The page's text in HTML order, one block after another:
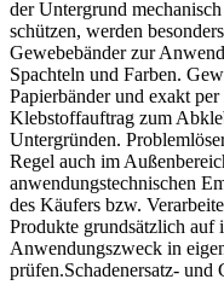
Wie lange kann
Bei ungefähr 20
bis 60 Minuten.
erneut mit
Verarbeitungs-
müssen als
eine andere
2 : 1 und ergibt eine
Ersetzt das Produkt
Nein. Die zur
Bauwerksabdichtung
der Untergrund
schützen, werden
Gewebebänder zur
Spachteln und Farben.
Papierbänder und exakt
Klebstoffauftrag zum
Untergründen.
Regel auch im
anwendungstechnischen
des Käufers bzw.
Produkte grundsätzlich auf
Anwendungszweck in
prüfen.Schadenersatz- und